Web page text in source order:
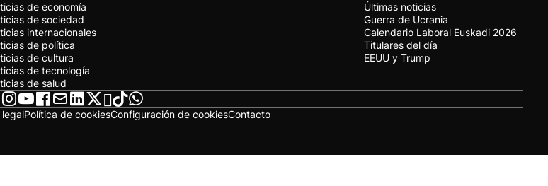
de economía
de sociedad
internacionales
de política
de cultura
de tecnología
de salud
Últimas noticias
Guerra de Ucrania
Calendario Laboral Euskadi 2026
Titulares del día
EEUU y Trump
legalPolítica de cookiesConfiguración de cookiesContacto